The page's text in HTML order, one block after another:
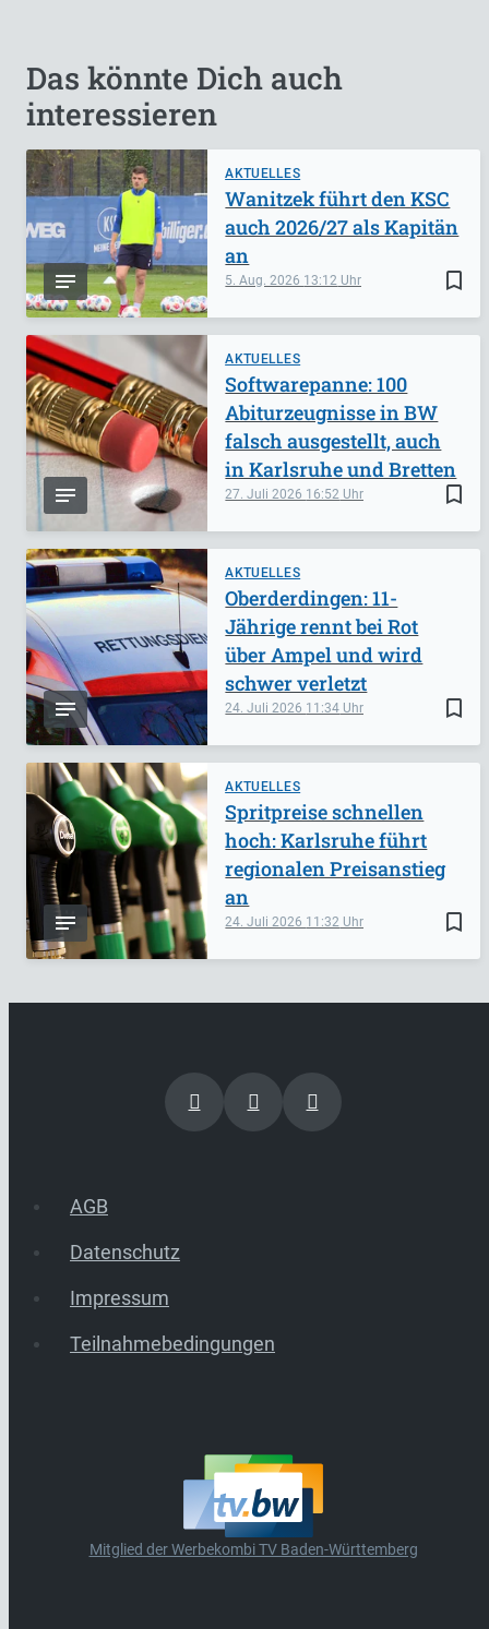
Das könnte Dich auch
interessieren
AKTUELLES
bookmark_border
5. Aug. 2026 13:12
Wanitzek führt den KSC
auch 2026/27 als Kapitän
an
AKTUELLES
bookmark_border
27. Juli 2026 16:52
Softwarepanne: 100
Abiturzeugnisse in BW
falsch ausgestellt, auch
in Karlsruhe und Bretten
AKTUELLES
bookmark_border
24. Juli 2026 11:34
Oberderdingen: 11-
Jährige rennt bei Rot
über Ampel und wird
schwer verletzt
AKTUELLES
bookmark_border
24. Juli 2026 11:32
Spritpreise schnellen
hoch: Karlsruhe führt
regionalen Preisanstieg
an
AGB
Datenschutz
Impressum
Teilnahmebedingungen
Mitglied der Werbekombi TV Baden-Württemberg